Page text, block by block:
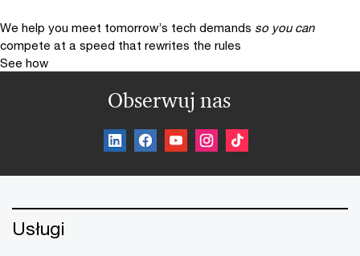
We help you meet tomorrow’s tech demands so you can
compete at a speed that rewrites the rules
See how
Obserwuj nas
Usługi